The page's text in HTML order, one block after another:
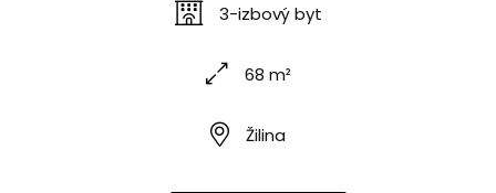
3-izbový byt
68 m²
Žilina